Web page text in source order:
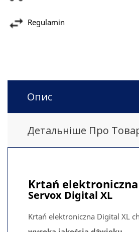
Regulamin
Опис
Детальніше Про
Krtań
Servox Digital XL
Krtań elektroniczna Digital XL